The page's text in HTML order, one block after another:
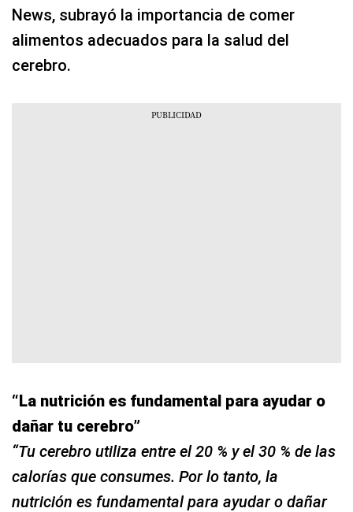
News, subrayó la importancia de comer
alimentos adecuados para la salud del
cerebro.
“La nutrición es fundamental para ayudar o
dañar tu cerebro”
“Tu cerebro utiliza entre el 20 % y el 30 % de las
calorías que consumes. Por lo tanto, la
nutrición es fundamental para ayudar o dañar